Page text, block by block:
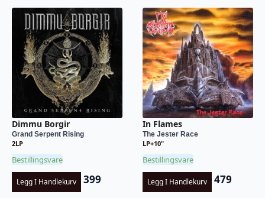
Dimmu Borgir
Grand Serpent Rising
2LP
Bestillingsvare
Legg I Handlekurv 399
In Flames
The Jester Race
LP+10"
Bestillingsvare
Legg I Handlekurv 479